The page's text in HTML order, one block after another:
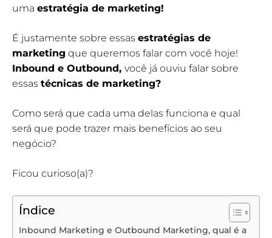
uma estratégia de marketing!
É justamente sobre essas estratégias de
marketing que queremos falar com você hoje!
Inbound e Outbound, você já ouviu falar sobre
essas técnicas de marketing?
Como será que cada uma delas funciona e qual
será que pode trazer mais benefícios ao seu
negócio?
Ficou curioso(a)?
Índice
Inbound Marketing e Outbound Marketing, qual é a